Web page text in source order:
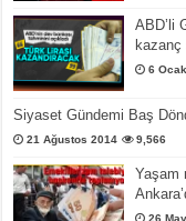
ABD’li
kazanç
6
Siyaset Gündemi Baş
21 Ağustos 2014 9,566
Yaşam
26